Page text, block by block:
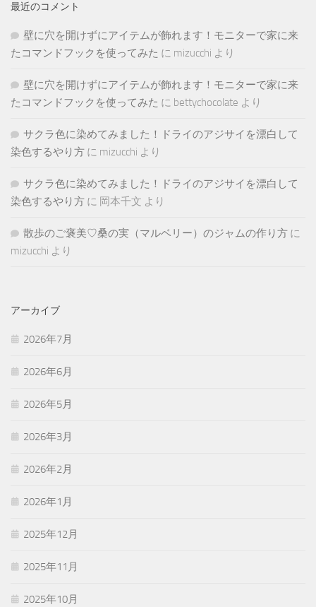
最近のコメント
壁に穴を開けずにアイテムが飾れます！モニターで家に来
たコマンドフックを使ってみた に mizucchi より
壁に穴を開けずにアイテムが飾れます！モニターで家に来
たコマンドフックを使ってみた に bettychocolate より
サクラ色に染めてみました！ドライのアジサイを漂白して
染色するやり方 に mizucchi より
サクラ色に染めてみました！ドライのアジサイを漂白して
染色するやり方 に 岡本千文 より
散歩のご褒美♡桑の実（マルベリー）のジャムの作り方 に
mizucchi より
アーカイブ
2026年7月
2026年6月
2026年5月
2026年3月
2026年2月
2026年1月
2025年12月
2025年11月
2025年10月